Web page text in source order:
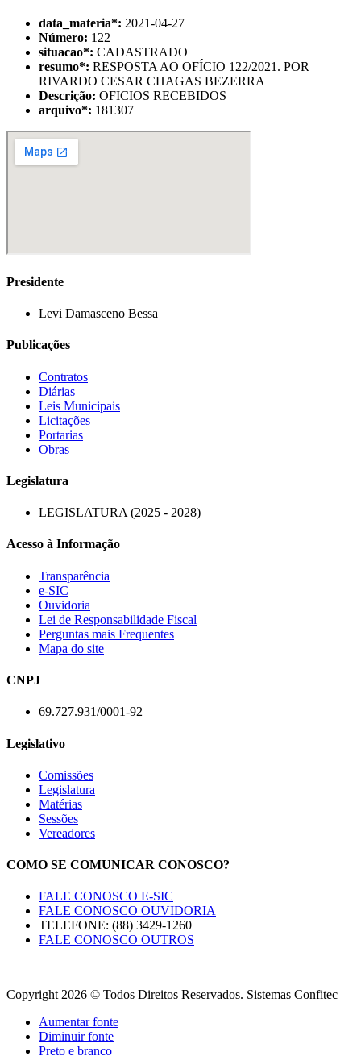
data_materia*: 2021-04-27
Número: 122
situacao*: CADASTRADO
resumo*: RESPOSTA AO OFÍCIO 122/2021. POR
RIVARDO CESAR CHAGAS BEZERRA
Descrição: OFICIOS RECEBIDOS
arquivo*: 181307
Presidente
Levi Damasceno Bessa
Publicações
Contratos
Diárias
Leis Municipais
Licitações
Portarias
Obras
Legislatura
LEGISLATURA (2025 - 2028)
Acesso à Informação
Transparência
e-SIC
Ouvidoria
Lei de Responsabilidade Fiscal
Perguntas mais Frequentes
Mapa do site
CNPJ
69.727.931/0001-92
Legislativo
Comissões
Legislatura
Matérias
Sessões
Vereadores
COMO SE COMUNICAR CONOSCO?
FALE CONOSCO E-SIC
FALE CONOSCO OUVIDORIA
TELEFONE: (88) 3429-1260
FALE CONOSCO OUTROS
Copyright 2026 © Todos Direitos Reservados. Sistemas Confitec
Aumentar fonte
Diminuir fonte
Preto e branco